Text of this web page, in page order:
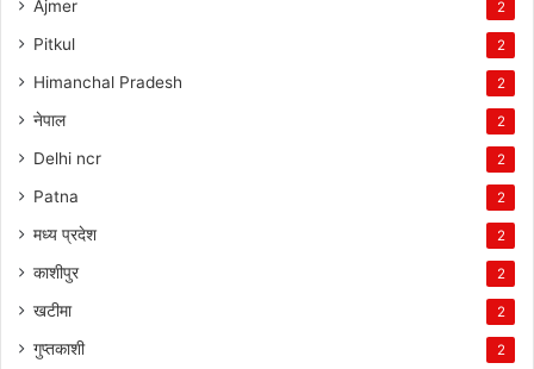
Ajmer 2
Pitkul 2
Himanchal Pradesh 2
नेपाल 2
Delhi ncr 2
Patna 2
मध्य प्रदेश 2
काशीपुर 2
खटीमा 2
गुप्तकाशी 2